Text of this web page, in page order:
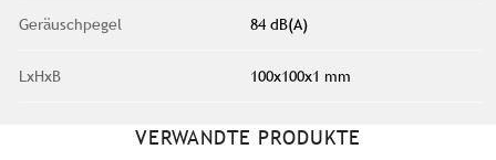
Geräuschpegel 84 dB(A)
LxHxB 100x100x1 mm
VERWANDTE PRODUKTE